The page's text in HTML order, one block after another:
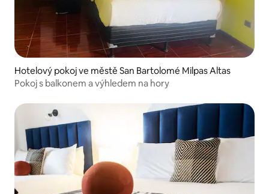
Hotelový pokoj ve městě San Bartolomé Milpas Altas
Pokoj s balkonem a výhledem na hory